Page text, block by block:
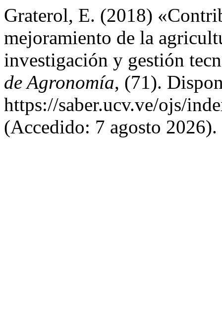
Graterol, E. (2018)
mejoramiento de la
investigación y gestión
de Agronomía, (71).
https://saber.ucv.ve/ojs/
(Accedido: 7 agosto 2026).